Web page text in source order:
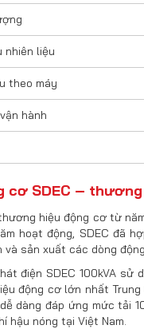
nhiên liệu
theo máy
hành
cơ SDEC –
hiệu động cơ từ
hoạt động, SDEC đã
và sản xuất các dòng
điện SDEC 100kVA sử
động cơ lớn nhất
dễ dàng đáp ứng mức tải
hậu nóng tại Việt Nam.